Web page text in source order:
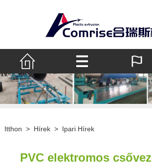
Itthon > Hírek > Ipari Hírek
PVC elektromos